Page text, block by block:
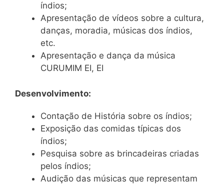
índios;
Apresentação de vídeos sobre a cultura,
danças, moradia, músicas dos índios,
etc.
Apresentação e dança da música
CURUMIM EI, EI
Desenvolvimento:
Contação de História sobre os índios;
Exposição das comidas típicas dos
índios;
Pesquisa sobre as brincadeiras criadas
pelos índios;
Audição das músicas que representam